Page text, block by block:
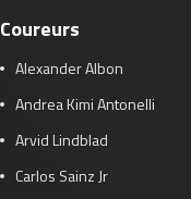
Coureurs
Alexander Albon
Andrea Kimi Antonelli
Arvid Lindblad
Carlos Sainz Jr